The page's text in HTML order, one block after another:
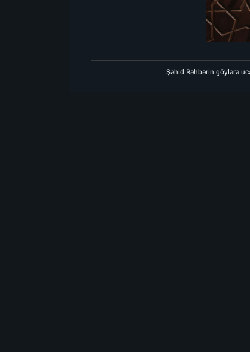
Rəhbərin göylərə ucaldığı məkanda matəm mərasiminin birinci gecəsi